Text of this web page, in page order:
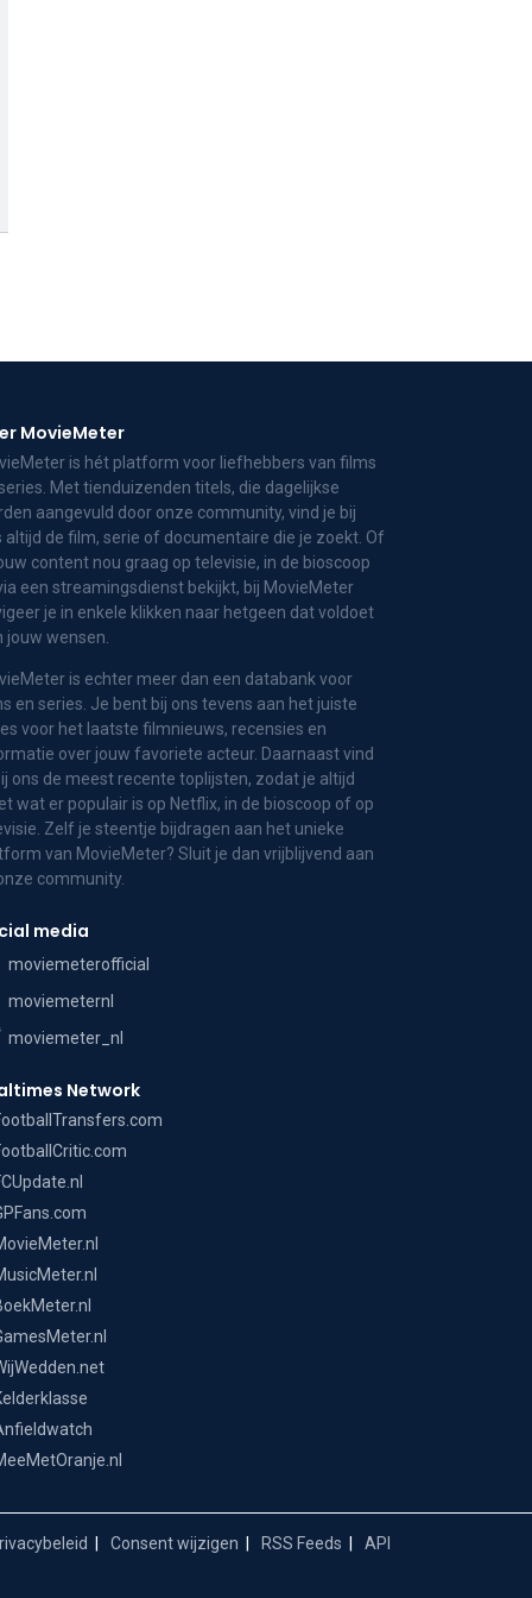
MovieMeter
is hét platform voor liefhebbers van films
Met tienduizenden titels, die dagelijkse
aangevuld door onze community, vind je bij
altijd de film, serie of documentaire die je zoekt. Of
content nou graag op televisie, in de bioscoop
een streamingsdienst bekijkt, bij MovieMeter
je in enkele klikken naar hetgeen dat voldoet
jouw wensen.
is echter meer dan een databank voor
en series. Je bent bij ons tevens aan het juiste
voor het laatste filmnieuws, recensies en
over jouw favoriete acteur. Daarnaast vind
ons de meest recente toplijsten, zodat je altijd
wat er populair is op Netflix, in de bioscoop of op
Zelf je steentje bijdragen aan het unieke
van MovieMeter? Sluit je dan vrijblijvend aan
community.
media
moviemeterofficial
moviemeternl
moviemeter_nl
Network
Consent wijzigen RSS Feeds API